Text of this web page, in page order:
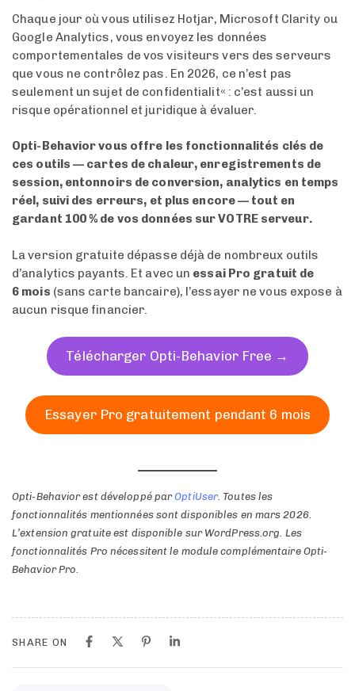
Chaque jour où vous utilisez Hotjar, Microsoft Clarity ou
Google Analytics, vous envoyez les données
comportementales de vos visiteurs vers des serveurs
que vous ne contrôlez pas. En 2026, ce n’est pas
seulement un sujet de confidentialit« : c’est aussi un
risque opérationnel et juridique à évaluer.
Opti-Behavior vous offre les fonctionnalités clés de
ces outils — cartes de chaleur, enregistrements de
session, entonnoirs de conversion, analytics en temps
réel, suivi des erreurs, et plus encore — tout en
gardant 100 % de vos données sur VOTRE serveur.
La version gratuite dépasse déjà de nombreux outils
d’analytics payants. Et avec un essai Pro gratuit de
6 mois (sans carte bancaire), l’essayer ne vous expose à
aucun risque financier.
Télécharger Opti-Behavior Free →
Essayer Pro gratuitement pendant 6 mois
Opti-Behavior est développé parOptiUser. Toutes les
fonctionnalités mentionnées sont disponibles en mars 2026.
L’extension gratuite est disponible sur WordPress.org. Les
fonctionnalités Pro nécessitent le module complémentaire Opti-
Behavior Pro.
SHARE ON